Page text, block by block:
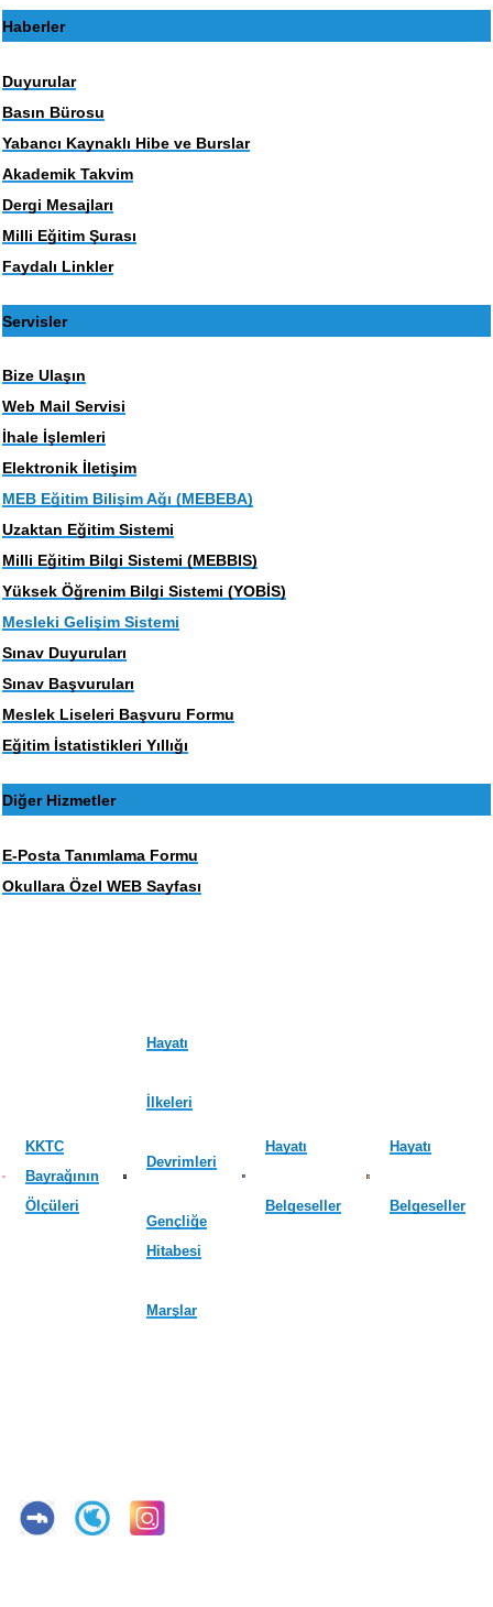
Haberler
Duyurular
Basın Bürosu
Yabancı Kaynaklı Hibe ve Burslar
Akademik Takvim
Dergi Mesajları
Milli Eğitim Şurası
Faydalı Linkler
Servisler
Bize Ulaşın
Web Mail Servisi
İhale İşlemleri
Elektronik İletişim
MEB Eğitim Bilişim Ağı (MEBEBA)
Uzaktan Eğitim Sistemi
Milli Eğitim Bilgi Sistemi (MEBBIS)
Yüksek Öğrenim Bilgi Sistemi (YOBİS)
Mesleki Gelişim Sistemi
Sınav Duyuruları
Sınav Başvuruları
Meslek Liseleri Başvuru Formu
Eğitim İstatistikleri Yıllığı
Diğer Hizmetler
E-Posta Tanımlama Formu
Okullara Özel WEB Sayfası
KKTC
Bayrağının
Ölçüleri
Hayatı
İlkeleri
Devrimleri
Gençliğe
Hitabesi
Marşlar
Hayatı
Belgeseller
Hayatı
Belgeseller